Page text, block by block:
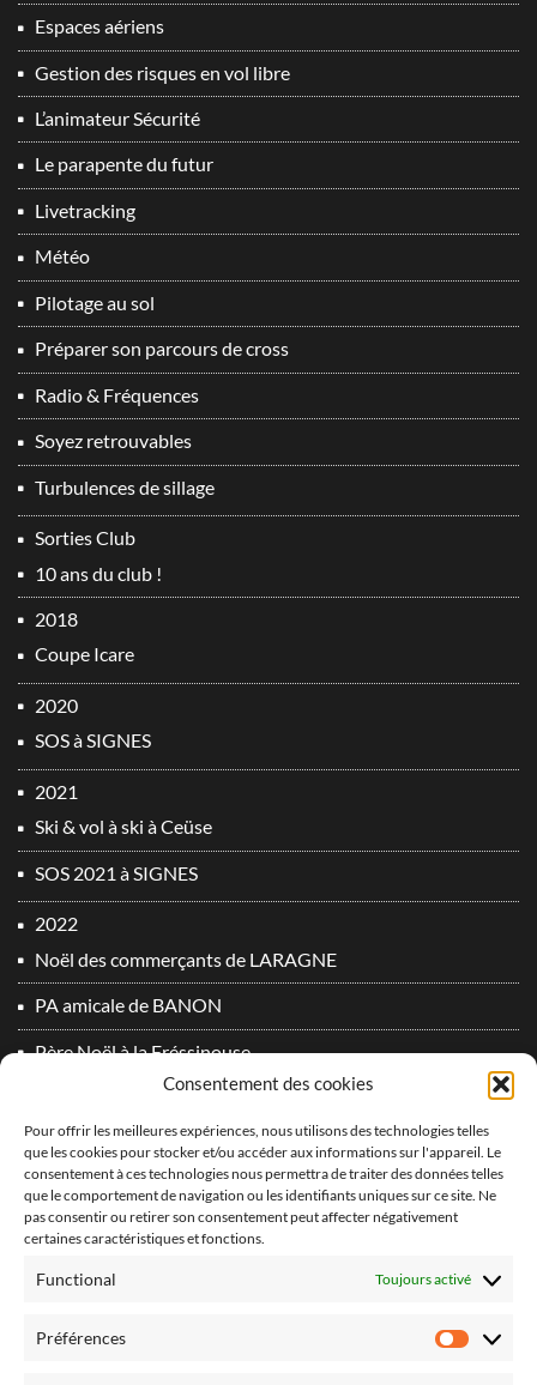
Consentement des cookies
Pour offrir les meilleures expériences, nous utilisons des technologies telles
que les cookies pour stocker et/ou accéder aux informations sur l'appareil. Le
consentement à ces technologies nous permettra de traiter des données telles
que le comportement de navigation ou les identifiants uniques sur ce site. Ne
pas consentir ou retirer son consentement peut affecter négativement
certaines caractéristiques et fonctions.
Functional Toujours activé
Préférences
Espaces aériens
Gestion des risques en vol libre
L’animateur Sécurité
Le parapente du futur
Livetracking
Météo
Pilotage au sol
Préparer son parcours de cross
Radio & Fréquences
Soyez retrouvables
Turbulences de sillage
Sorties Club
10 ans du club !
2018
Coupe Icare
2020
SOS à SIGNES
2021
Ski & vol à ski à Ceüse
SOS 2021 à SIGNES
2022
Noël des commerçants de LARAGNE
PA amicale de BANON
Père Noël à la Fréssinouse
SOS 2022 à SIGNES
2023
Du plomb dans l’aile 2° Edition !
vidéo PA Oraison 2
2024